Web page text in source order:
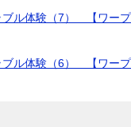
ブル体験（7） 【ワー
ブル体験（6） 【ワー